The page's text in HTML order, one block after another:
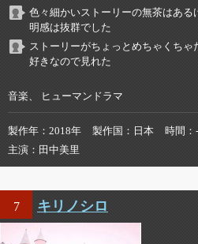
色々細かいストーリーの無茶はある
明感は抜群でした
ストーリーがちょっとめちゃくち
好きなので見れた
音楽、 ヒューマンドラマ
製作年 2018年 製作国 日本 時間
主演
田中美里
7 キリノシロ